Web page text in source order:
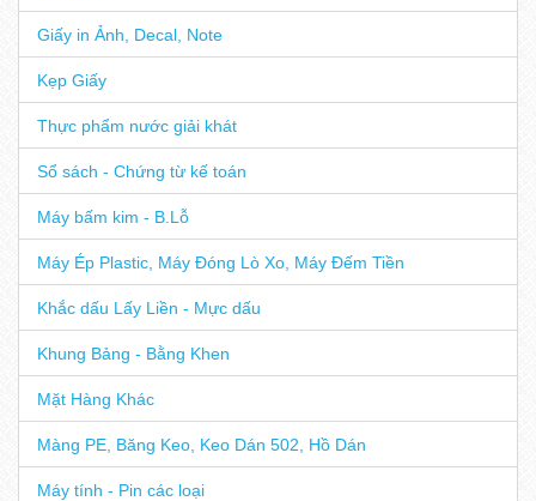
Giấy in Ảnh, Decal, Note
Kẹp Giấy
Thực phẩm nước giải khát
Sổ sách - Chứng từ kế toán
Máy bấm kim - B.Lỗ
Máy Ép Plastic, Máy Đóng Lò Xo, Máy Đếm Tiền
Khắc dấu Lấy Liền - Mực dấu
Khung Bảng - Bằng Khen
Mặt Hàng Khác
Màng PE, Băng Keo, Keo Dán 502, Hồ Dán
Máy tính - Pin các loại